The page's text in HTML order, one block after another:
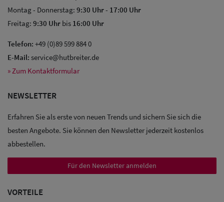
Sale: Caps
Montag - Donnerstag: 9:30 Uhr- 17:00 Uhr
Freitag: 9:30 Uhr bis 16:00 Uhr
Telefon: +49 (0)89 599 884 0
E-Mail: service@hutbreiter.de
» Zum Kontaktformular
NEWSLETTER
Erfahren Sie als erste von neuen Trends und sichern Sie sich die
besten Angebote. Sie können den Newsletter jederzeit kostenlos
abbestellen.
Für den Newsletter anmelden
VORTEILE